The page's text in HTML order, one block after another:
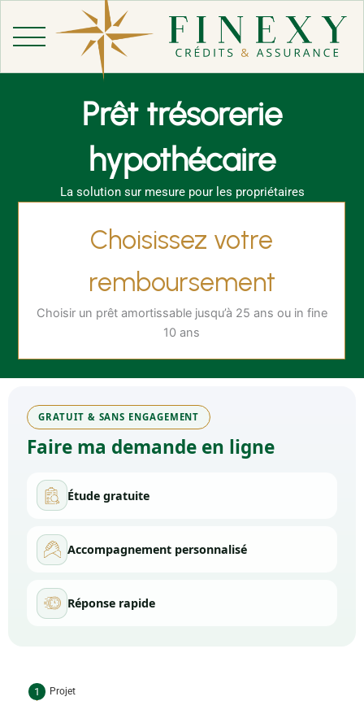
contenu
Prêt trésorerie
hypothécaire
La solution sur mesure pour les propriétaires
Choisissez votre
remboursement
Choisir un prêt amortissable jusqu’à 25 ans ou in fine
10 ans
GRATUIT & SANS ENGAGEMENT
Faire ma demande en ligne
Étude gratuite
Accompagnement personnalisé
Réponse rapide
Projet